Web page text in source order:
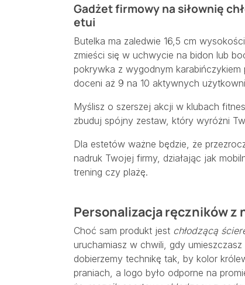
Gadżet firmowy na siłownię
etui
Butelka ma zaledwie 16,5 cm
zmieści się w uchwycie na bidon lub
pokrywka z wygodnym
doceni aż 9 na 10 aktywnych
Myślisz o szerszej akcji w klubach
zbuduj spójny zestaw, który wyróżni
Dla estetów ważne będzie, że
nadruk Twojej firmy, działając jak
trening czy plażę.
Personalizacja ręczników z
Choć sam produkt jest chłodzącą
uruchamiasz w chwili, gdy
dobierzemy technikę tak, by kolor
praniach, a logo było odporne na